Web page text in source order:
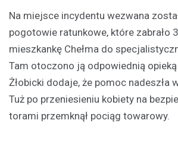
Na miejsce incydentu wezwana
pogotowie ratunkowe, które zabrało
mieszkankę Chełma do
Tam otoczono ją odpowiednią
Żłobicki dodaje, że pomoc nadeszła
Tuż po przeniesieniu kobiety na
torami przemknął pociąg towarowy.